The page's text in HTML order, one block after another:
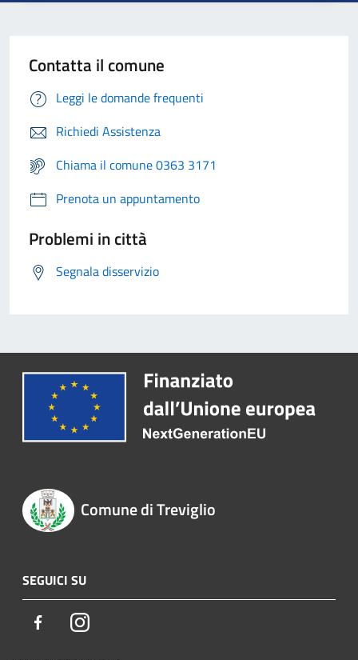
Contatta il comune
Leggi le domande frequenti
Richiedi Assistenza
Chiama il comune 0363 3171
Prenota un appuntamento
Problemi in città
Segnala disservizio
Comune di Treviglio
SEGUICI SU
FacebookInstagram